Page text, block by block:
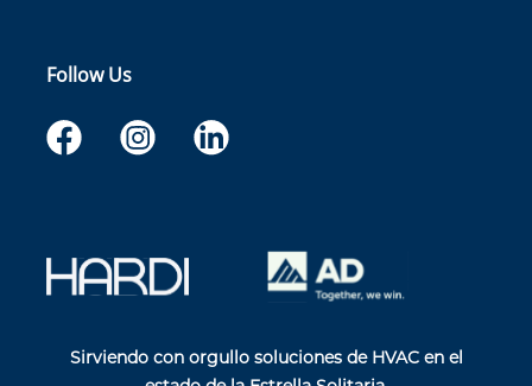
Follow Us
Sirviendo con orgullo soluciones de HVAC en el